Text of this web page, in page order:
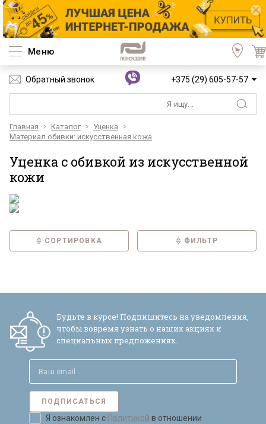
Меню
Обратный звонок +375 (29) 605-57-57
Главная Каталог
Уценка
Материал обивки: искусственная кожа
Уценка с обивкой из искусственной
кожи
СОРТИРОВКА ФИЛЬТР
Будьте в курсе! Подпишитесь на уведомления,
чтобы вовремя узнать о наших акциях и
специальных предложениях.
ПОДПИСАТЬСЯ
Я ознакомлен с Политикой в отношении